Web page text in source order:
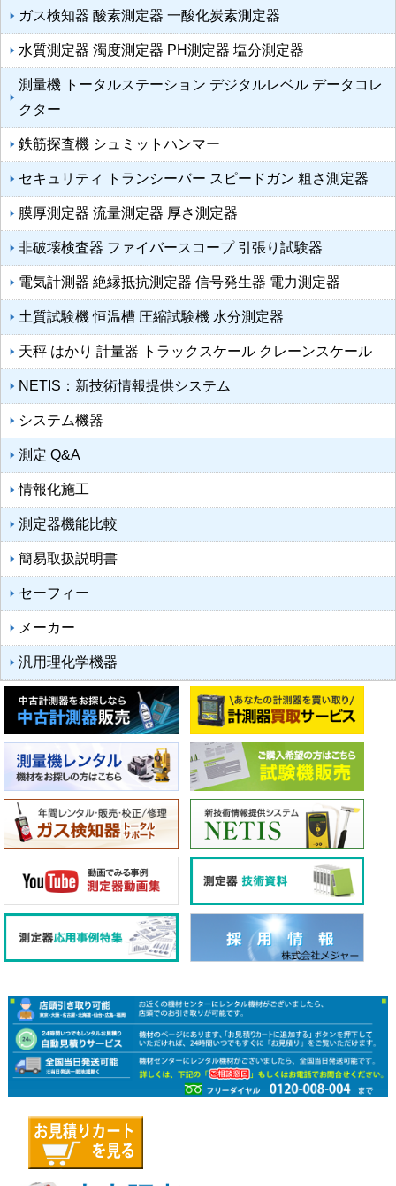
ガス検知器 酸素測定器 一酸化炭素測定器
水質測定器 濁度測定器 PH測定器 塩分測定器
測量機 トータルステーション デジタルレベル データコレ
クター
鉄筋探査機 シュミットハンマー
セキュリティ トランシーバー スピードガン 粗さ測定器
膜厚測定器 流量測定器 厚さ測定器
非破壊検査器 ファイバースコープ 引張り試験器
電気計測器 絶縁抵抗測定器 信号発生器 電力測定器
土質試験機 恒温槽 圧縮試験機 水分測定器
天秤 はかり 計量器 トラックスケール クレーンスケール
NETIS：新技術情報提供システム
システム機器
測定 Q&A
情報化施工
測定器機能比較
簡易取扱説明書
セーフィー
メーカー
汎用理化学機器